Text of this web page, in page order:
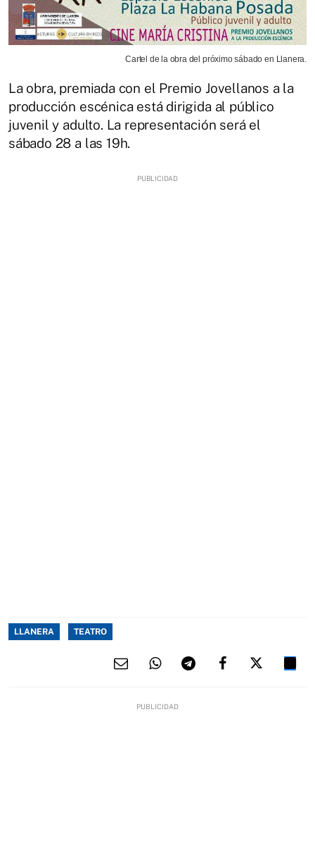
Cartel de la obra del próximo sábado en Llanera.
La obra, premiada con el Premio Jovellanos a la
producción escénica está dirigida al público
juvenil y adulto. La representación será el
sábado 28 a las 19h.
LLANERA TEATRO